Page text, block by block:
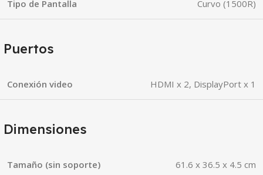
Tipo de Pantalla Curvo (1500R)
Puertos
Conexión video HDMI x 2, DisplayPort x 1
Dimensiones
Tamaño (sin soporte) 61.6 x 36.5 x 4.5 cm